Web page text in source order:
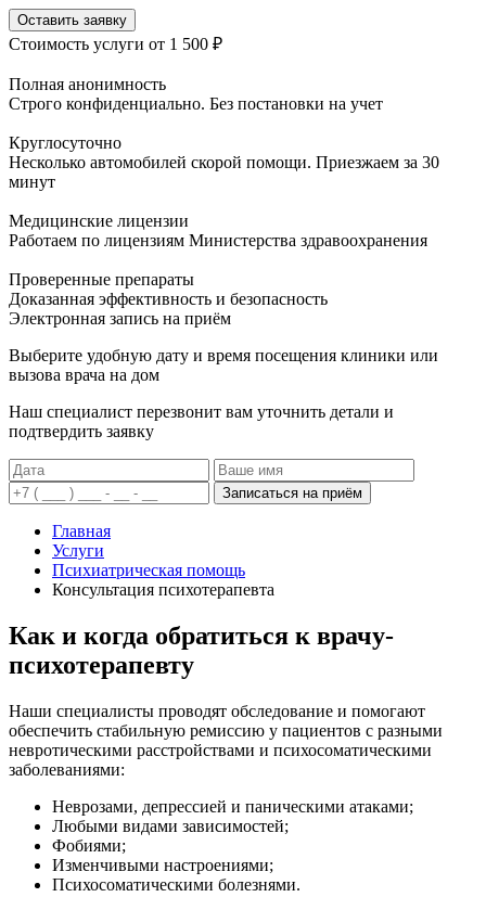
Оставить заявку
Стоимость услуги от 1 500 ₽
Полная анонимность
Строго конфиденциально. Без постановки на учет
Круглосуточно
Несколько автомобилей скорой помощи. Приезжаем за 30
минут
Медицинские лицензии
Работаем по лицензиям Министерства здравоохранения
Проверенные препараты
Доказанная эффективность и безопасность
Электронная запись на приём
Выберите удобную дату и время посещения клиники или
вызова врача на дом
Наш специалист перезвонит вам уточнить детали и
подтвердить заявку
Записаться на приём
Главная
Услуги
Психиатрическая помощь
Консультация психотерапевта
Как и когда обратиться к врачу-
психотерапевту
Наши специалисты проводят обследование и помогают
обеспечить стабильную ремиссию у пациентов с разными
невротическими расстройствами и психосоматическими
заболеваниями:
Неврозами, депрессией и паническими атаками;
Любыми видами зависимостей;
Фобиями;
Изменчивыми настроениями;
Психосоматическими болезнями.